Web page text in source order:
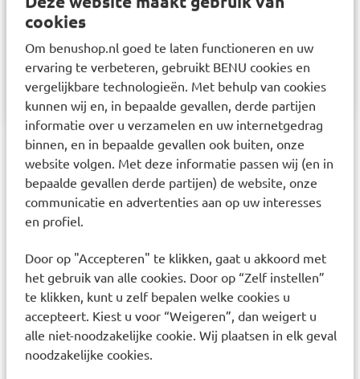
cookies
Om benushop.nl goed te laten functioneren en uw
ervaring te verbeteren, gebruikt BENU cookies en
vergelijkbare technologieën. Met behulp van cookies
kunnen wij en, in bepaalde gevallen, derde partijen
informatie over u verzamelen en uw internetgedrag
binnen, en in bepaalde gevallen ook buiten, onze
website volgen. Met deze informatie passen wij (en in
bepaalde gevallen derde partijen) de website, onze
communicatie en advertenties aan op uw interesses
en profiel.
Door op "Accepteren" te klikken, gaat u akkoord met
het gebruik van alle cookies. Door op “Zelf instellen”
te klikken, kunt u zelf bepalen welke cookies u
accepteert. Kiest u voor “Weigeren”, dan weigert u
alle niet-noodzakelijke cookie. Wij plaatsen in elk geval
noodzakelijke cookies.
Productverantwoordelijke: Deutsche
Homöopathie-Union, DHU-Arzneimittel GmbH &
Co. KG Ottostraße 24, 76227, Karlsruhe, e-mail:
info@dhu.de, tel.: 0800 1012289-11.
Laatst bekeken items
VSM Derma Calendulan Zalf
25g
€7,59